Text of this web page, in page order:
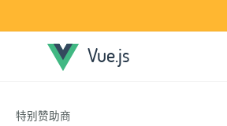
Vue.js
特别赞助商